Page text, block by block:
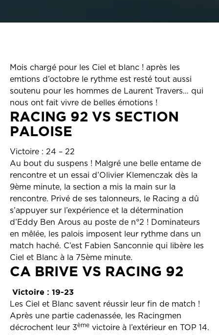
Mois chargé pour les Ciel et blanc ! après les
emtions d’octobre le rythme est resté tout aussi
soutenu pour les hommes de Laurent Travers… qui
nous ont fait vivre de belles émotions !
RACING 92 VS SECTION
PALOISE
Victoire : 24 – 22
Au bout du suspens ! Malgré une belle entame de
rencontre et un essai d’Olivier Klemenczak dès la
9ème minute, la section a mis la main sur la
rencontre. Privé de ses talonneurs, le Racing a dû
s’appuyer sur l’expérience et la détermination
d’Eddy Ben Arous au poste de n°2 ! Dominateurs
en mêlée, les palois imposent leur rythme dans un
match haché. C’est Fabien Sanconnie qui libère les
Ciel et Blanc à la 75ème minute.
CA BRIVE VS RACING 92
Victoire : 19-23
Les Ciel et Blanc savent réussir leur fin de match !
Après une partie cadenassée, les Racingmen
décrochent leur 3ème victoire à l’extérieur en TOP 14.